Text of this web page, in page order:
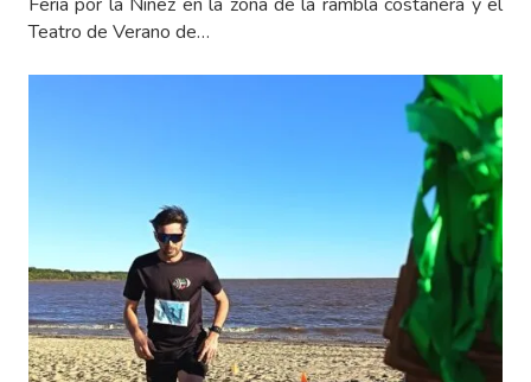
Teatro de Verano de…